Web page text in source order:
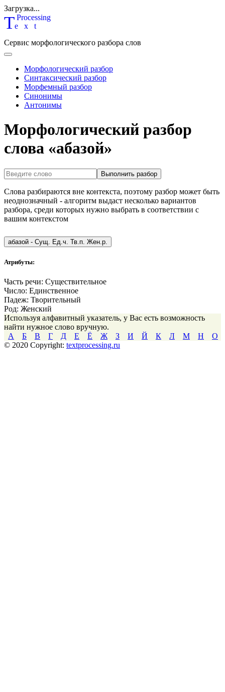
Загрузка...
Text
Processing
Сервис морфологического разбора слов
Морфологический разбор
Синтаксический разбор
Морфемный разбор
Синонимы
Антонимы
Морфологический разбор
слова «абазой»
Выполнить разбор
Слова разбираются вне контекста, поэтому разбор может быть
неоднозначный - алгоритм выдаст несколько вариантов
разбора, среди которых нужно выбрать в соответствии с
вашим контекстом
абазой - Сущ. Ед.ч. Тв.п. Жен.р.
Атрибуты:
Часть речи: Существительное
Число: Единственное
Падеж: Творительный
Род: Женский
Используя алфавитный указатель, у Вас есть возможность
найти нужное слово вручную.
А
Б В Г Д Е Ё Ж З И Й К Л М Н
О
© 2020 Copyright: textprocessing.ru